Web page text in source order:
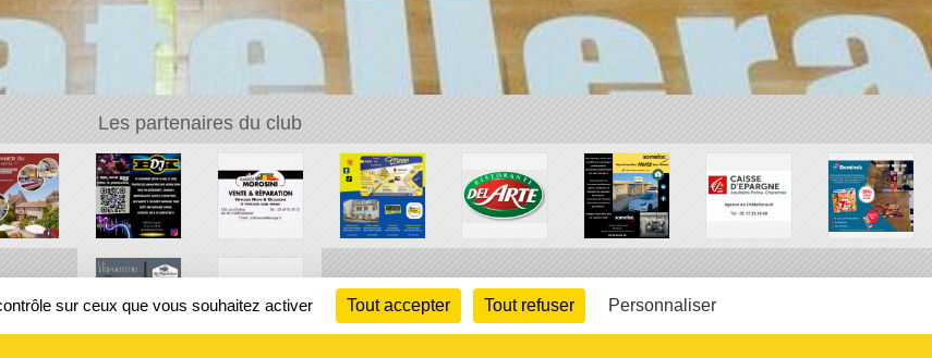
Les partenaires du club
sur ceux que vous souhaitez activer Tout accepter Tout refuser Personnaliser